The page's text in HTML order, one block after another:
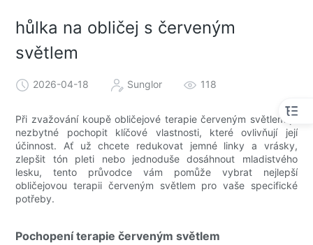
hůlka na obličej s červeným
světlem
2026-04-18 Sunglor 118
Při zvažování koupě obličejové terapie červeným světlem je
nezbytné pochopit klíčové vlastnosti, které ovlivňují její
účinnost. Ať už chcete redukovat jemné linky a vrásky,
zlepšit tón pleti nebo jednoduše dosáhnout mladistvého
lesku, tento průvodce vám pomůže vybrat nejlepší
obličejovou terapii červeným světlem pro vaše specifické
potřeby.
Pochopení terapie červeným světlem